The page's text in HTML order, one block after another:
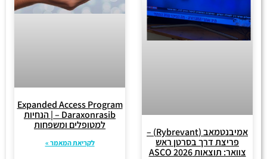
אמיבנטמאב (Rybrevant) –
פריצת דרך בסרטן ראש
צוואר: תוצאות ASCO 2026
Expanded Access Program
– Daraxonrasib | הנחיות
למטופלים ומשפחות
לקריאת המאמר »